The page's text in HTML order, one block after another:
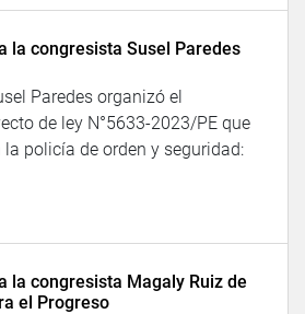
la congresista Susel Paredes
Paredes organizó el
de ley N°5633-2023/PE que
policía de orden y seguridad:
la congresista Magaly Ruiz de
el Progreso